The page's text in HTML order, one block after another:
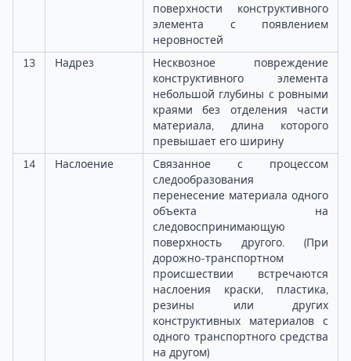
поверхности конструктивного
элемента с появлением
неровностей
13
Надрез
Несквозное повреждение
конструктивного элемента
небольшой глубины с ровными
краями без отделения части
материала, длина которого
превышает его ширину
14
Наслоение
Связанное с процессом
следообразования
перенесение материала одного
объекта на
следовоспринимающую
поверхность другого. (При
дорожно-транспортном
происшествии встречаются
наслоения краски, пластика,
резины или других
конструктивных материалов с
одного транспортного средства
на другом)